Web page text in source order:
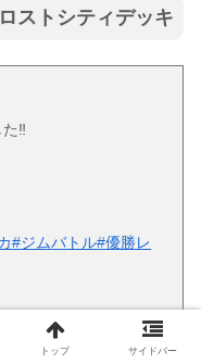
ストシティデッキ
‼️
#ジムバトル#優勝レ
3, 2022
トップ サイドバー